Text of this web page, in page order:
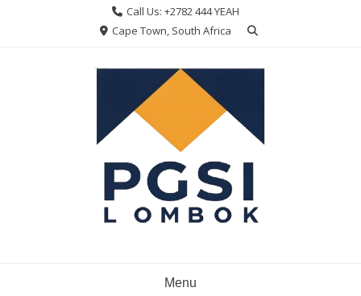
Call Us: +2782 444 YEAH
Cape Town, South Africa
Menu